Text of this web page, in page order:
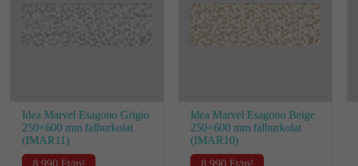
Idea Marvel Esagono Grigio
250×600 mm falburkolat
(IMAR11)
8 990 Ft/m²
Idea Marvel Esagono Beige
250×600 mm falburkolat
(IMAR10)
8 990 Ft/m²